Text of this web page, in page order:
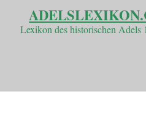
Lexikon des historischen Adels